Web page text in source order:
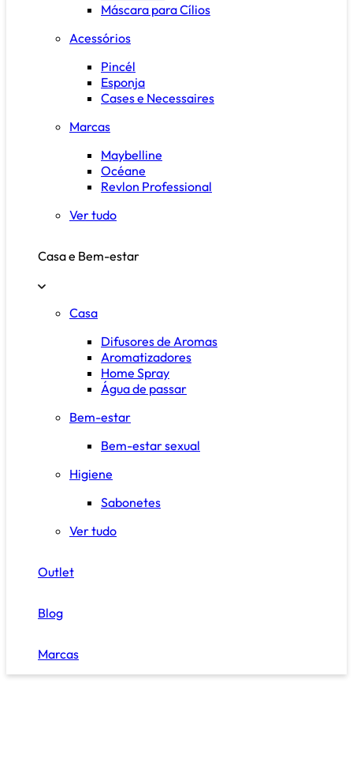
Máscara para Cílios
Acessórios
Pincél
Esponja
Cases e Necessaires
Marcas
Maybelline
Océane
Revlon Professional
Ver tudo
Casa e Bem-estar
Casa
Difusores de Aromas
Aromatizadores
Home Spray
Água de passar
Bem-estar
Bem-estar sexual
Higiene
Sabonetes
Ver tudo
Outlet
Blog
Marcas